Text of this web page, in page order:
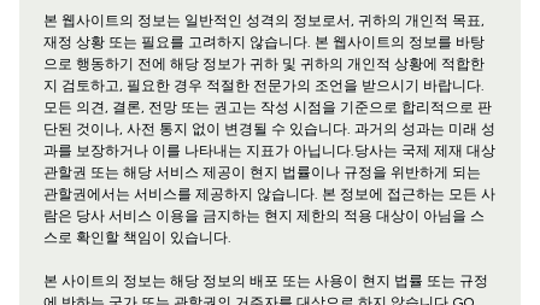
본 웹사이트의 정보는 일반적인 성격의 정보로서, 귀하의 개인적 목표,
재정 상황 또는 필요를 고려하지 않습니다. 본 웹사이트의 정보를 바탕
으로 행동하기 전에 해당 정보가 귀하 및 귀하의 개인적 상황에 적합한
지 검토하고, 필요한 경우 적절한 전문가의 조언을 받으시기 바랍니다.
모든 의견, 결론, 전망 또는 권고는 작성 시점을 기준으로 합리적으로 판
단된 것이나, 사전 통지 없이 변경될 수 있습니다. 과거의 성과는 미래 성
과를 보장하거나 이를 나타내는 지표가 아닙니다.당사는 국제 제재 대상
관할권 또는 해당 서비스 제공이 현지 법률이나 규정을 위반하게 되는
관할권에서는 서비스를 제공하지 않습니다. 본 정보에 접근하는 모든 사
람은 당사 서비스 이용을 금지하는 현지 제한의 적용 대상이 아님을 스
스로 확인할 책임이 있습니다.
본 사이트의 정보는 해당 정보의 배포 또는 사용이 현지 법률 또는 규정